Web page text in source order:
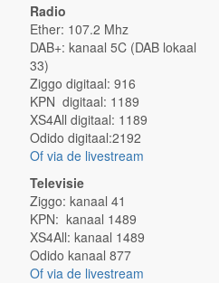
Radio
Ether: 107.2 Mhz
DAB+: kanaal 5C (DAB lokaal
33)
Ziggo digitaal: 916
KPN digitaal: 1189
XS4All digitaal: 1189
Odido digitaal:2192
Of via de livestream
Televisie
Ziggo: kanaal 41
KPN: kanaal 1489
XS4All: kanaal 1489
Odido kanaal 877
Of via de livestream